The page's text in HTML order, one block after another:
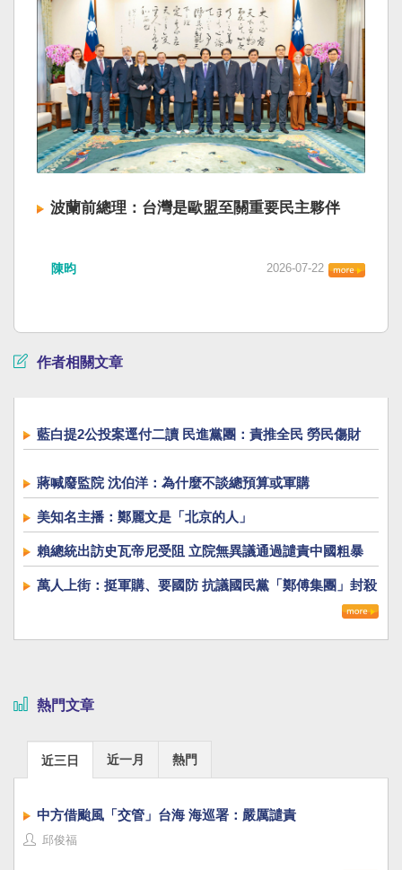
波蘭前總理：台灣是歐盟至關重要民主夥伴
陳昀 2026-07-22
作者相關文章
藍白提2公投案逕付二讀 民進黨團：責推全民 勞民傷財
蔣喊廢監院 沈伯洋：為什麼不談總預算或軍購
美知名主播：鄭麗文是「北京的人」
賴總統出訪史瓦帝尼受阻 立院無異議通過譴責中國粗暴
萬人上街：挺軍購、要國防 抗議國民黨「鄭傅集團」封殺
熱門文章
近三日 近一月 熱門
中方借颱風「交管」台海 海巡署：嚴厲譴責
邱俊福